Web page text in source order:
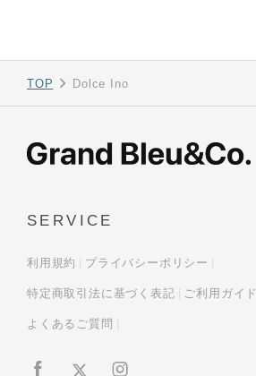
TOP Dolce Ino
SERVICE
利用規約 プライバシーポリシー
特定商取引法に基づく表記 ご利用ガイド
よくあるご質問